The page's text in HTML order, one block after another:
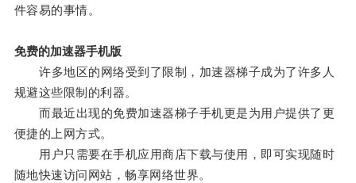
件容易的事情。
免费的加速器手机版
许多地区的网络受到了限制，加速器梯子成为了许多人
规避这些限制的利器。
而最近出现的免费加速器梯子手机更是为用户提供了更
便捷的上网方式。
用户只需要在手机应用商店下载与使用，即可实现随时
随地快速访问网站，畅享网络世界。